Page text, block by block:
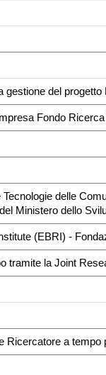
del progetto
Fondo
delle
Ministero dello
(EBRI) -
tramite la Joint
a